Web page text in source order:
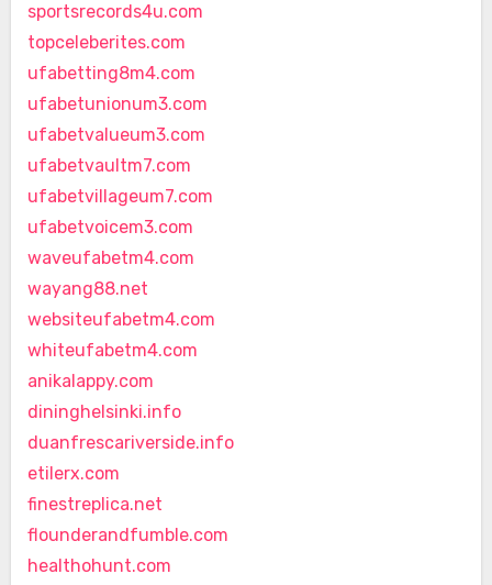
sportsrecords4u.com
topceleberites.com
ufabetting8m4.com
ufabetunionum3.com
ufabetvalueum3.com
ufabetvaultm7.com
ufabetvillageum7.com
ufabetvoicem3.com
waveufabetm4.com
wayang88.net
websiteufabetm4.com
whiteufabetm4.com
anikalappy.com
dininghelsinki.info
duanfrescariverside.info
etilerx.com
finestreplica.net
flounderandfumble.com
healthohunt.com